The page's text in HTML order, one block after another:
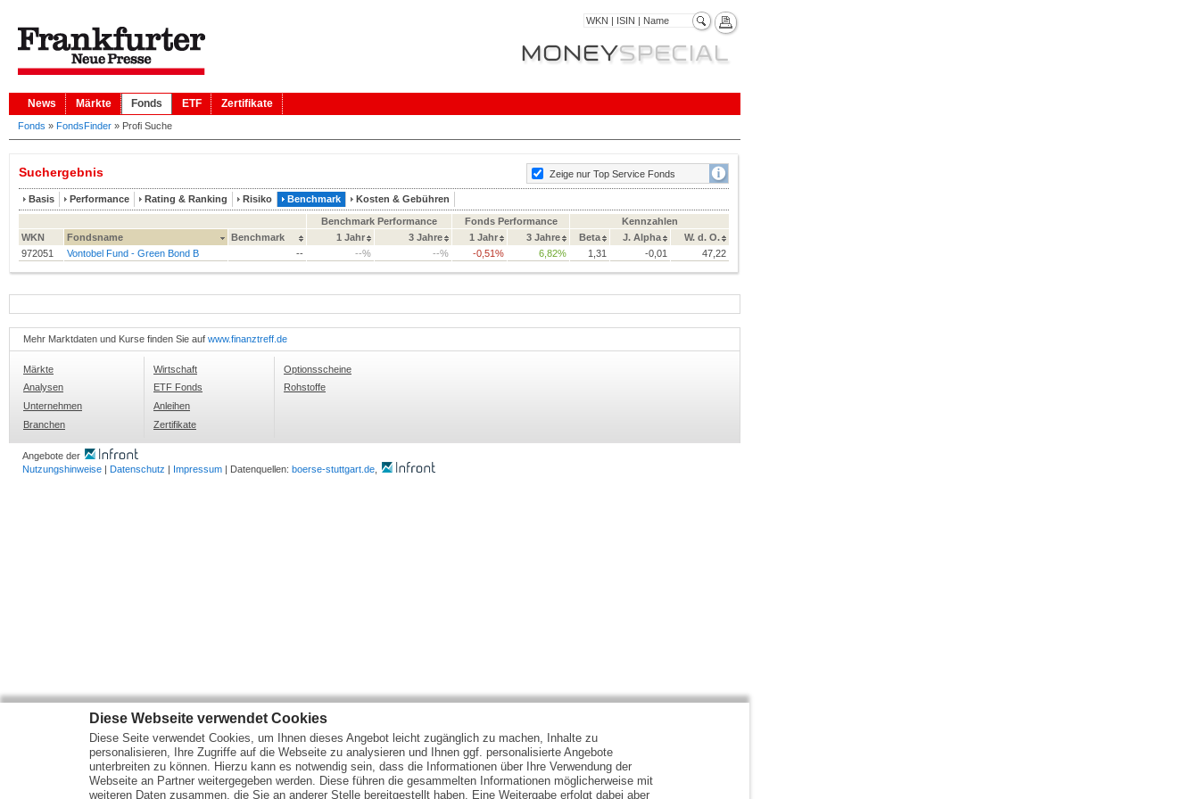
Diese Webseite verwendet Cookies
Diese Seite verwendet Cookies, um Ihnen dieses Angebot leicht zugänglich zu machen, Inhalte zu
personalisieren, Ihre Zugriffe auf die Webseite zu analysieren und Ihnen ggf. personalisierte Angebote
unterbreiten zu können. Hierzu kann es notwendig sein, dass die Informationen über Ihre Verwendung der
Webseite an Partner weitergegeben werden. Diese führen die gesammelten Informationen möglicherweise mit
weiteren Daten zusammen, die Sie an anderer Stelle bereitgestellt haben. Eine Weitergabe erfolgt dabei aber
News Märkte Fonds ETF Zertifikate
Fonds » FondsFinder » Profi Suche
Suchergebnis Zeige nur Top Service Fonds
Basis Performance Rating & Ranking Risiko Benchmark Kosten & Gebühren
Benchmark Performance Fonds Performance
Kennzahlen
WKN
Fondsname Benchmark 1 Jahr 3 Jahre 1 Jahr 3 Jahre Beta J. Alpha
W. d. O.
972051
Vontobel Fund - Green Bond B -- --% --% -0,51% 6,82% 1,31 -0,01 47,22
Mehr Marktdaten und Kurse finden Sie auf www.finanztreff.de
Märkte
Analysen
Unternehmen
Branchen
Wirtschaft
ETF Fonds
Anleihen
Zertifikate
Optionsscheine
Rohstoffe
Angebote der
Nutzungshinweise | Datenschutz | Impressum | Datenquellen: boerse-stuttgart.de